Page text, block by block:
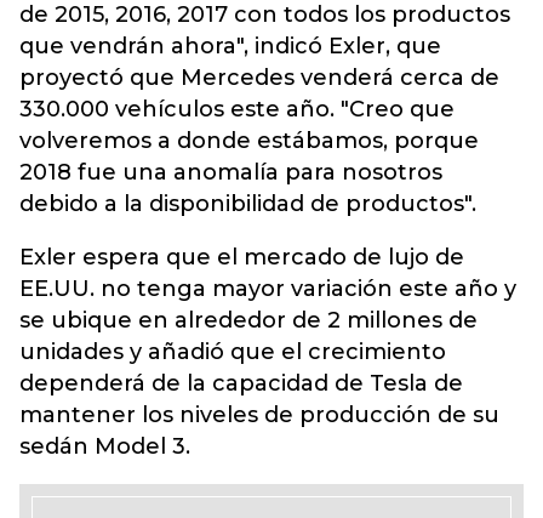
de 2015, 2016, 2017 con todos los productos
que vendrán ahora", indicó Exler, que
proyectó que Mercedes venderá cerca de
330.000 vehículos este año. "Creo que
volveremos a donde estábamos, porque
2018 fue una anomalía para nosotros
debido a la disponibilidad de productos".
Exler espera que el mercado de lujo de
EE.UU. no tenga mayor variación este año y
se ubique en alrededor de 2 millones de
unidades y añadió que el crecimiento
dependerá de la capacidad de Tesla de
mantener los niveles de producción de su
sedán Model 3.